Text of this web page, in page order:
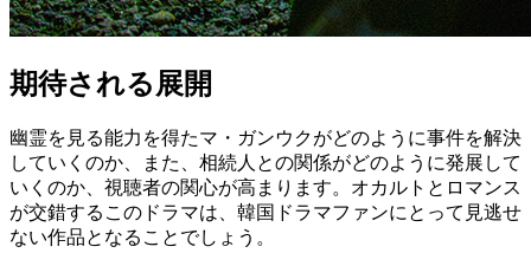
期待される展開
幽霊を見る能力を得たマ・ガンウクがどのように事件を解決
していくのか、また、相続人との関係がどのように発展して
いくのか、視聴者の関心が高まります。オカルトとロマンス
が交錯するこのドラマは、韓国ドラマファンにとって見逃せ
ない作品となることでしょう。